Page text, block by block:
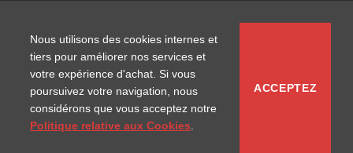
Nous utilisons des cookies internes et
tiers pour améliorer nos services et
votre expérience d'achat. Si vous
poursuivez votre navigation, nous
considérons que vous acceptez notre
Politique relative aux Cookies
ACCEPTEZ